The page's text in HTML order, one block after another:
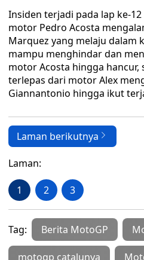
Insiden terjadi pada lap ke-
motor Pedro Acosta
Marquez yang melaju dalam
mampu menghindar dan
motor Acosta hingga hancur,
terlepas dari motor Alex
Giannantonio hingga ikut
Laman berikutnya
Laman:
1 2 3
Tag: Berita MotoGP
motogp catalunya